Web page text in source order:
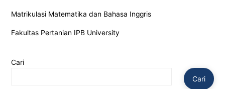
Matrikulasi Matematika dan Bahasa Inggris
Fakultas Pertanian IPB University
Cari
Cari